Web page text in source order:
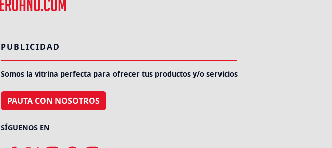
PUBLICIDAD
Somos la vitrina perfecta para ofrecer tus productos y/o servicios
PAUTA CON NOSOTROS
SÍGUENOS EN